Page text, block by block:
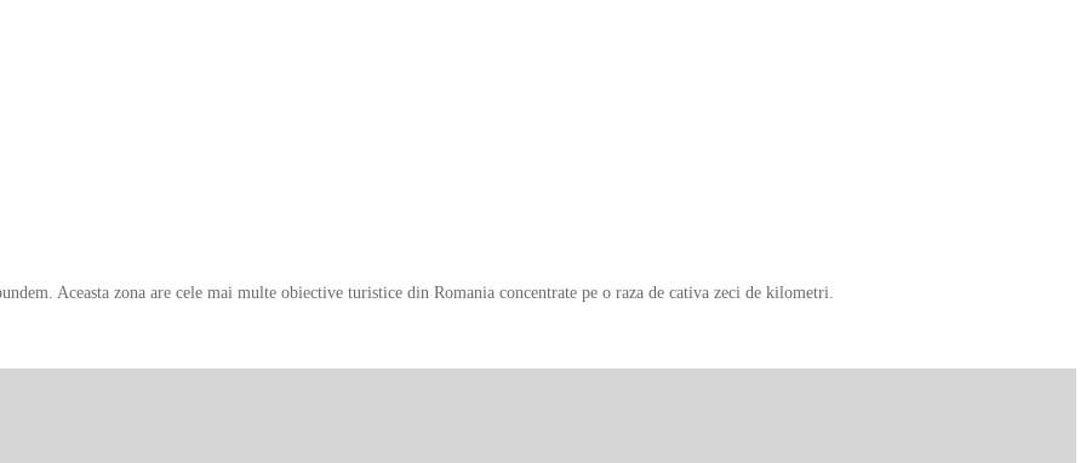
Aceasta zona are cele mai multe obiective turistice din Romania concentrate pe o raza de cativa zeci de kilometri.